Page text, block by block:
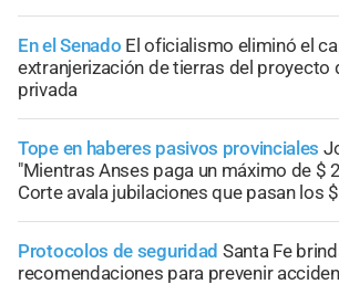
En el Senado El oficialismo eliminó el
extranjerización de tierras del proyecto
privada
Tope en haberes pasivos provinciales
"Mientras Anses paga un máximo de $
Corte avala jubilaciones que pasan los
Protocolos de seguridad Santa Fe
recomendaciones para prevenir